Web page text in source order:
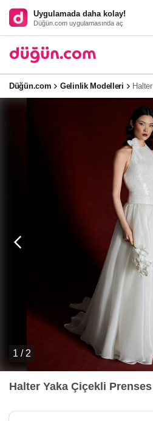
Uygulamada daha kolay!
Düğün.com uygulamasında aç
Düğün.com Gelinlik Modelleri
1 / 2
Halter Yaka Çiçekli